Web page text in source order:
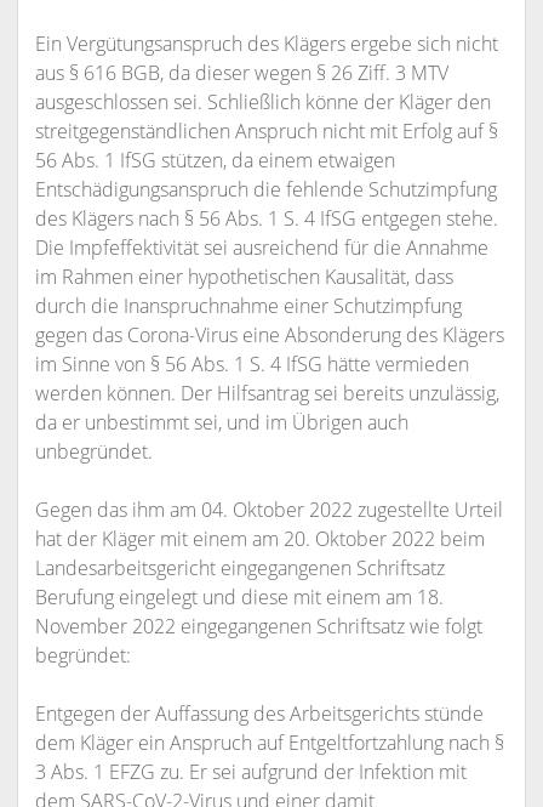
Ein Vergütungsanspruch des Klägers ergebe sich nicht
aus § 616 BGB, da dieser wegen § 26 Ziff. 3 MTV
ausgeschlossen sei. Schließlich könne der Kläger den
streitgegenständlichen Anspruch nicht mit Erfolg auf §
56 Abs. 1 IfSG stützen, da einem etwaigen
Entschädigungsanspruch die fehlende Schutzimpfung
des Klägers nach § 56 Abs. 1 S. 4 IfSG entgegen stehe.
Die Impfeffektivität sei ausreichend für die Annahme
im Rahmen einer hypothetischen Kausalität, dass
durch die Inanspruchnahme einer Schutzimpfung
gegen das Corona-Virus eine Absonderung des Klägers
im Sinne von § 56 Abs. 1 S. 4 IfSG hätte vermieden
werden können. Der Hilfsantrag sei bereits unzulässig,
da er unbestimmt sei, und im Übrigen auch
unbegründet.
Gegen das ihm am 04. Oktober 2022 zugestellte Urteil
hat der Kläger mit einem am 20. Oktober 2022 beim
Landesarbeitsgericht eingegangenen Schriftsatz
Berufung eingelegt und diese mit einem am 18.
November 2022 eingegangenen Schriftsatz wie folgt
begründet:
Entgegen der Auffassung des Arbeitsgerichts stünde
dem Kläger ein Anspruch auf Entgeltfortzahlung nach §
3 Abs. 1 EFZG zu. Er sei aufgrund der Infektion mit
dem SARS-CoV-2-Virus und einer damit